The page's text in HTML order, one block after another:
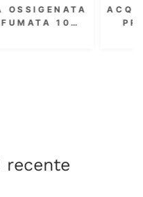
ACQUA
recente